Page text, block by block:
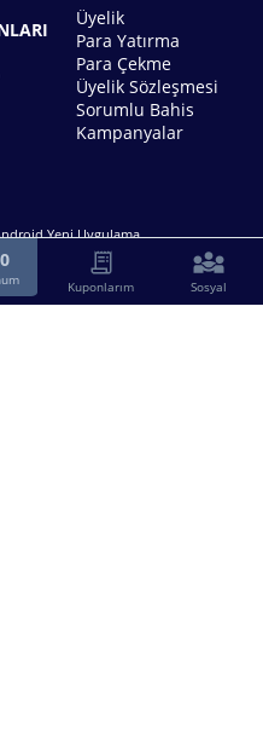
Üyelik
Para Yatırma
Para Çekme
Üyelik Sözleşmesi
Sorumlu Bahis
Kampanyalar
Yeni Uygulama
Kuponlarım Sosyal